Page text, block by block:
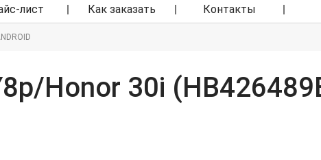
лист Как заказать Контакты
Honor 30i